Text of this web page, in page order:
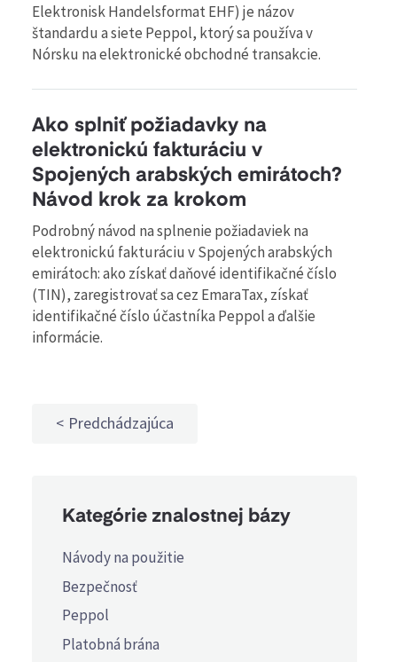
Elektronisk Handelsformat EHF) je názov
štandardu a siete Peppol, ktorý sa používa v
Nórsku na elektronické obchodné transakcie.
Ako splniť požiadavky na
elektronickú fakturáciu v
Spojených arabských emirátoch?
Návod krok za krokom
Podrobný návod na splnenie požiadaviek na
elektronickú fakturáciu v Spojených arabských
emirátoch: ako získať daňové identifikačné číslo
(TIN), zaregistrovať sa cez EmaraTax, získať
identifikačné číslo účastníka Peppol a ďalšie
informácie.
Predchádzajúca
Kategórie znalostnej bázy
Návody na použitie
Bezpečnosť
Peppol
Platobná brána